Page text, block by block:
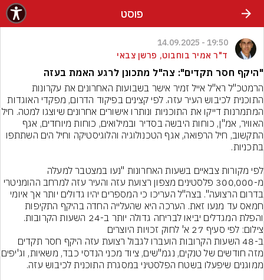
פוסט
19:50 - 14.09.2025
ד"ר אמיר בוחבוט, פרשן צבאי
"היקף חסר תקדים": צה"ל מתכונן לרגע האמת בעזה
התוכנית לכיבוש העיר עזה. לפי קצינים בפיקוד הדרום, מפקדי האוגדות
חמאס עד מנעו זאת. הערכה היא שהעלייה החדה בהיקף התקיפות
והפלת המגדלים יביאו לבריחה גדולה יותר ב-24 השעות הקרובות.
צילום: לפי סעיף 27 א' לחוק זכויות היוצרים